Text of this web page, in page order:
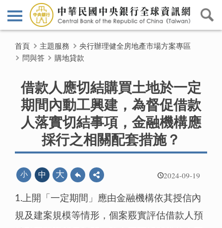
首頁 主題服務
央行辦理健全房地產市場方案專區
問與答
購地貸款
借款人應切結購買土地於一定
期間內動工興建，為督促借款
人落實切結事項，金融機構應
採行之相關配套措施？
2024-09-19
小 中 大
1.上開「一定期間」應由金融機構依其授信內
規及建案規模等情形，個案覈實評估借款人預